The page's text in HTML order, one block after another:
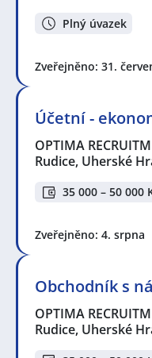
Plný úvazek
Zveřejněno: 31.
Účetní -
OPTIMA
Rudice, Uherské
35 000 – 50 000
Zveřejněno: 4. srpna
Obchodník s
OPTIMA
Rudice, Uherské